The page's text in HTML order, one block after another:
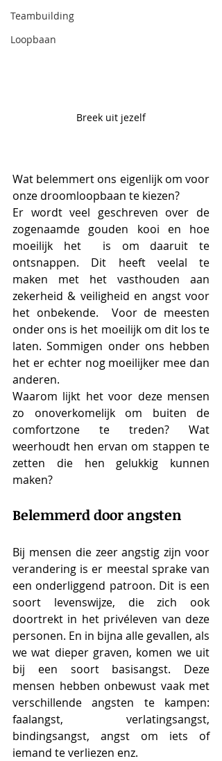
Teambuilding
Loopbaan
Breek uit jezelf
Wat belemmert ons eigenlijk om voor
onze droomloopbaan te kiezen?
Er wordt veel geschreven over de
zogenaamde gouden kooi en hoe
moeilijk het  is om daaruit te
ontsnappen. Dit heeft veelal te
maken met het vasthouden aan
zekerheid & veiligheid en angst voor
het onbekende.  Voor de meesten
onder ons is het moeilijk om dit los te
laten. Sommigen onder ons hebben
het er echter nog moeilijker mee dan
anderen.
Waarom lijkt het voor deze mensen
zo onoverkomelijk om buiten de
comfortzone te treden? Wat
weerhoudt hen ervan om stappen te
zetten die hen gelukkig kunnen
maken?
Belemmerd door angsten
Bij mensen die zeer angstig zijn voor
verandering is er meestal sprake van
een onderliggend patroon. Dit is een
soort levenswijze, die zich ook
doortrekt in het privéleven van deze
personen. En in bijna alle gevallen, als
we wat dieper graven, komen we uit
bij een soort basisangst. Deze
mensen hebben onbewust vaak met
verschillende angsten te kampen:
faalangst, verlatingsangst,
bindingsangst, angst om iets of
iemand te verliezen enz.